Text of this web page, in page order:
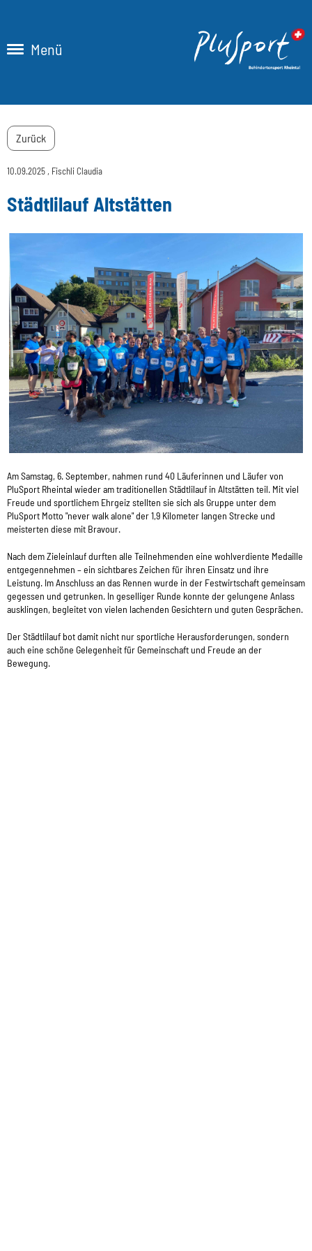
Menü
Zurück
10.09.2025 , Fischli Claudia
Städtlilauf Altstätten
Am Samstag, 6. September, nahmen rund 40 Läuferinnen und Läufer von
PluSport Rheintal wieder am traditionellen Städtlilauf in Altstätten teil. Mit viel
Freude und sportlichem Ehrgeiz stellten sie sich als Gruppe unter dem
PluSport Motto "never walk alone" der 1,9 Kilometer langen Strecke und
meisterten diese mit Bravour.
Nach dem Zieleinlauf durften alle Teilnehmenden eine wohlverdiente Medaille
entgegennehmen – ein sichtbares Zeichen für ihren Einsatz und ihre
Leistung. Im Anschluss an das Rennen wurde in der Festwirtschaft gemeinsam
gegessen und getrunken. In geselliger Runde konnte der gelungene Anlass
ausklingen, begleitet von vielen lachenden Gesichtern und guten Gesprächen.
Der Städtlilauf bot damit nicht nur sportliche Herausforderungen, sondern
auch eine schöne Gelegenheit für Gemeinschaft und Freude an der
Bewegung.